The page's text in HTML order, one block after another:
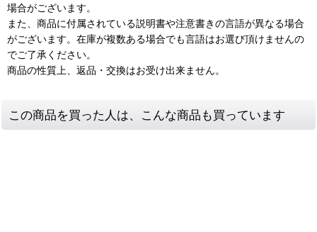
場合がございます。
また、商品に付属されている説明書や注意書きの言語が異なる場合
がございます。在庫が複数ある場合でも言語はお選び頂けませんの
でご了承ください。
商品の性質上、返品・交換はお受け出来ません。
この商品を買った人は、こんな商品も買っています